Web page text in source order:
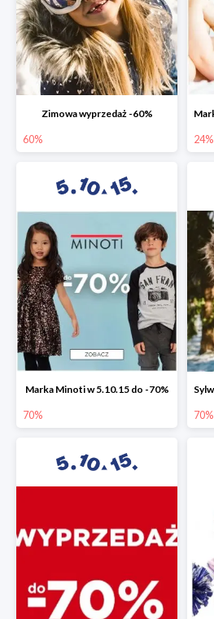
Zimowa wyprzedaż -60%
60% 24%
Marka Minoti w 5.10.15 do -70%
70% 70%